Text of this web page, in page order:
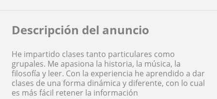
Descripción del anuncio
He impartido clases tanto particulares como
grupales. Me apasiona la historia, la música, la
filosofía y leer. Con la experiencia he aprendido a dar
clases de una forma dinámica y diferente, con lo cual
es más fácil retener la información